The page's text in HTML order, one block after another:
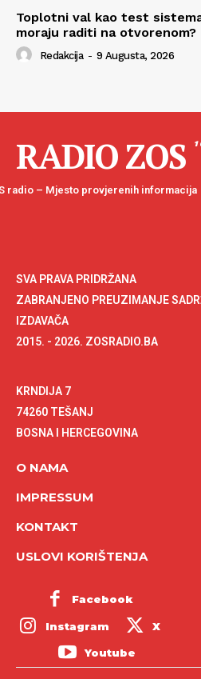
Toplotni val kao test
moraju raditi na otvorenom?
Redakcija - 9 Augusta, 2026
RADIO ZOS
radio – Mjesto provjerenih informacija
SVA PRAVA PRIDRŽANA
ZABRANJENO PREUZIMANJE
IZDAVAČA
2015. - 2026. ZOSRADIO.BA
KRNDIJA 7
74260 TEŠANJ
BOSNA I HERCEGOVINA
O NAMA
IMPRESSUM
KONTAKT
USLOVI KORIŠTENJA
Facebook
Instagram X
Youtube